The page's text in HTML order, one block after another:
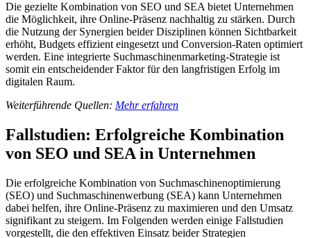
Die gezielte Kombination von SEO und SEA bietet Unternehmen
die Möglichkeit, ihre Online-Präsenz nachhaltig zu stärken. Durch
die Nutzung der Synergien beider Disziplinen können Sichtbarkeit
erhöht, Budgets effizient eingesetzt und Conversion-Raten optimiert
werden. Eine integrierte Suchmaschinenmarketing-Strategie ist
somit ein entscheidender Faktor für den langfristigen Erfolg im
digitalen Raum.
Weiterführende Quellen: Mehr erfahren
Fallstudien: Erfolgreiche Kombination
von SEO und SEA in Unternehmen
Die erfolgreiche Kombination von Suchmaschinenoptimierung
(SEO) und Suchmaschinenwerbung (SEA) kann Unternehmen
dabei helfen, ihre Online-Präsenz zu maximieren und den Umsatz
signifikant zu steigern. Im Folgenden werden einige Fallstudien
vorgestellt, die den effektiven Einsatz beider Strategien